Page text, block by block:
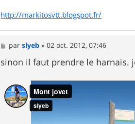
http://markitosvtt.blogspot.fr/
M
e
s
s
g
e
parslyeb »02 oct. 2012, 07:46
sinon il faut prendre le harnais.